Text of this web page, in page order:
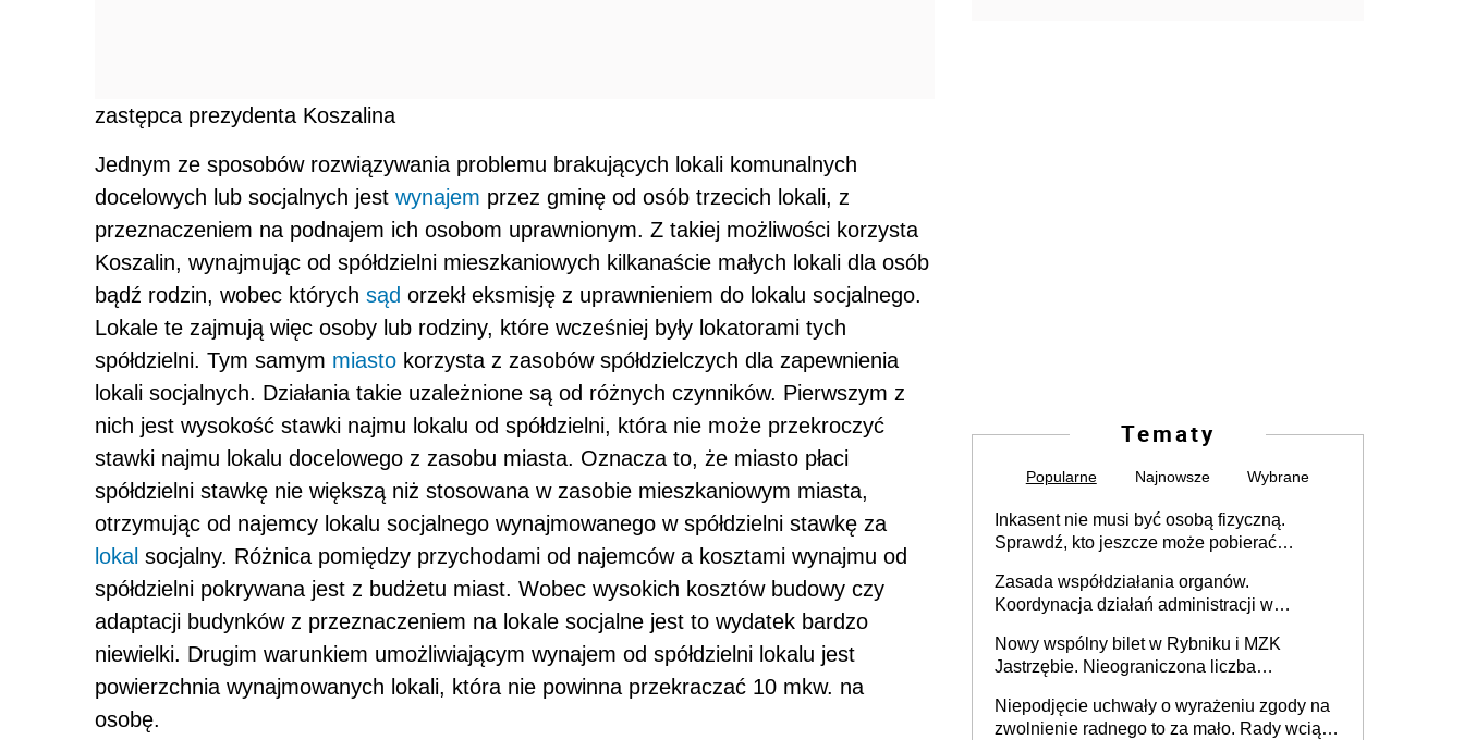
zastępca prezydenta Koszalina
Jednym ze sposobów rozwiązywania problemu brakujących lokali komunalnych
docelowych lub socjalnych jest wynajem przez gminę od osób trzecich lokali, z
przeznaczeniem na podnajem ich osobom uprawnionym. Z takiej możliwości korzysta
Koszalin, wynajmując od spółdzielni mieszkaniowych kilkanaście małych lokali dla osób
bądź rodzin, wobec których sąd orzekł eksmisję z uprawnieniem do lokalu socjalnego.
Lokale te zajmują więc osoby lub rodziny, które wcześniej były lokatorami tych
spółdzielni. Tym samym miasto korzysta z zasobów spółdzielczych dla zapewnienia
lokali socjalnych. Działania takie uzależnione są od różnych czynników. Pierwszym z
nich jest wysokość stawki najmu lokalu od spółdzielni, która nie może przekroczyć
stawki najmu lokalu docelowego z zasobu miasta. Oznacza to, że miasto płaci
spółdzielni stawkę nie większą niż stosowana w zasobie mieszkaniowym miasta,
otrzymując od najemcy lokalu socjalnego wynajmowanego w spółdzielni stawkę za
lokal socjalny. Różnica pomiędzy przychodami od najemców a kosztami wynajmu od
spółdzielni pokrywana jest z budżetu miast. Wobec wysokich kosztów budowy czy
adaptacji budynków z przeznaczeniem na lokale socjalne jest to wydatek bardzo
niewielki. Drugim warunkiem umożliwiającym wynajem od spółdzielni lokalu jest
powierzchnia wynajmowanych lokali, która nie powinna przekraczać 10 mkw. na
osobę.
Tematy
Popularne Najnowsze Wybrane
Inkasent nie musi być osobą fizyczną.
Sprawdź, kto jeszcze może pobierać
Zasada współdziałania organów.
Koordynacja działań administracji w
Nowy wspólny bilet w Rybniku i MZK
Jastrzębie. Nieograniczona liczba
Niepodjęcie uchwały o wyrażeniu zgody na
zwolnienie radnego to za mało. Rady wciąż